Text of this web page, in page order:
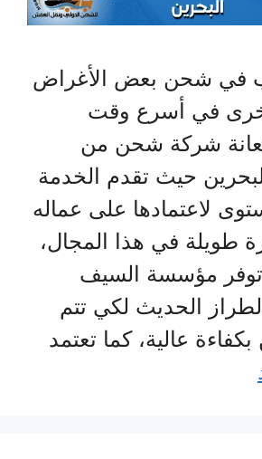
في شحن بعض الأغراض
في أسرع وقت
شركة شحن من
حيث تقدم الخدمة
لاعتمادها على عماله
طويلة في هذا المجال،
توفر مؤسسة السيف
الحديث لكي تتم
عالية، كما تعتمد